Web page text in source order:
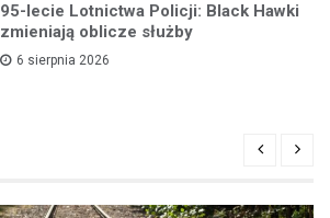
95-lecie Lotnictwa Policji: Black Hawki
zmieniają oblicze służby
6 sierpnia 2026